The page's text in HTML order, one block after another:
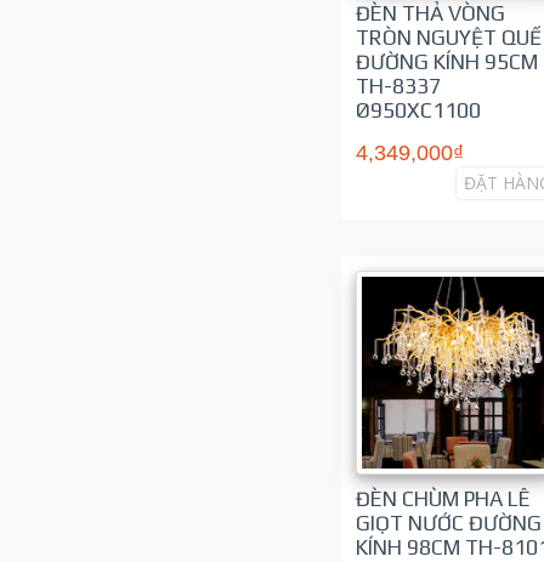
ĐÈN THẢ VÒNG
TRÒN NGUYỆT QUẾ
ĐƯỜNG KÍNH 95CM
TH-8337
Ø950XC1100
4,349,000₫
ĐẶT
ĐÈN CHÙM PHA LÊ
GIỌT NƯỚC ĐƯỜNG
KÍNH 98CM TH-